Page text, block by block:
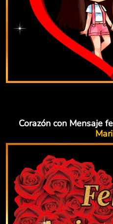
Corazón con Mensaje